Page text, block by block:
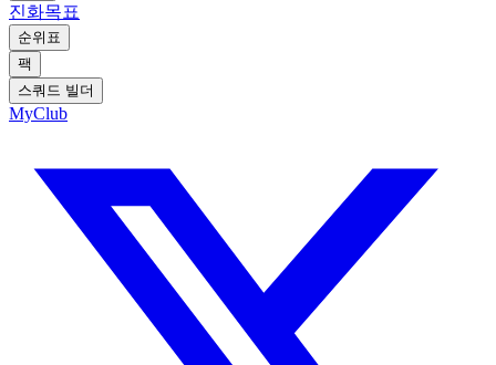
진화목표
순위표
팩
스쿼드 빌더
MyClub